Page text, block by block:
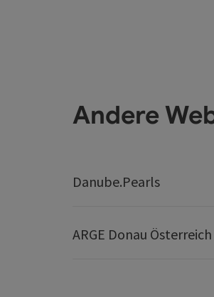
Andere
Danube.Pearls
ARGE Donau Österreich